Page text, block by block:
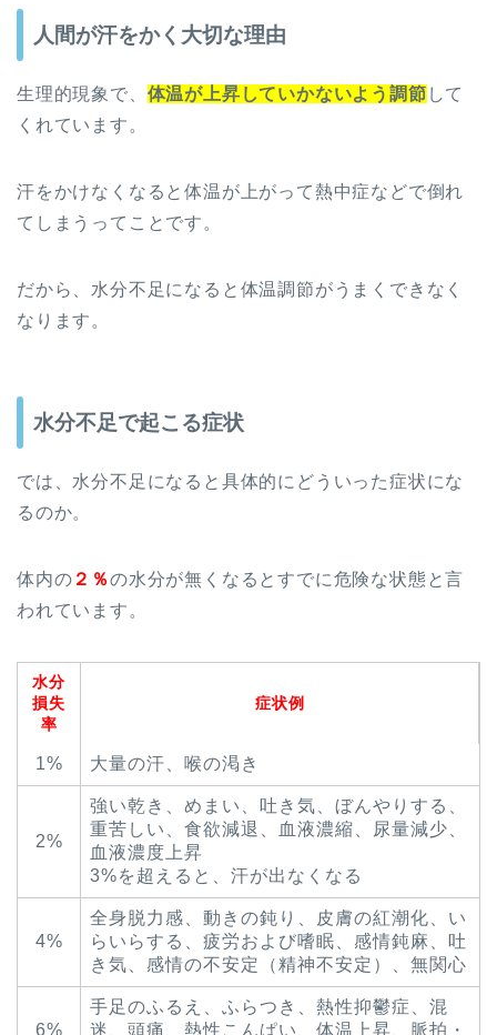
人間が汗をかく大切な理由
生理的現象で、 体温が上昇していかないよう調節 して
くれています。
汗をかけなくなると体温が上がって熱中症などで倒れ
てしまうってことです。
だから、水分不足になると体温調節がうまくできなく
なります。
水分不足で起こる症状
では、水分不足になると具体的にどういった症状にな
るのか。
体内の ２％の水分が無くなるとすでに危険な状態と言
われています。
水分
損失
率
症状例
1% 大量の汗、喉の渇き
2%
強い乾き、めまい、吐き気、ぼんやりする、
重苦しい、食欲減退、血液濃縮、尿量減少、
血液濃度上昇
3%を超えると、汗が出なくなる
4%
全身脱力感、動きの鈍り、皮膚の紅潮化、い
らいらする、疲労および嗜眠、感情鈍麻、吐
き気、感情の不安定（精神不安定）、無関心
6%
手足のふるえ、ふらつき、熱性抑鬱症、混
迷、頭痛、熱性こんぱい、体温上昇、脈拍・